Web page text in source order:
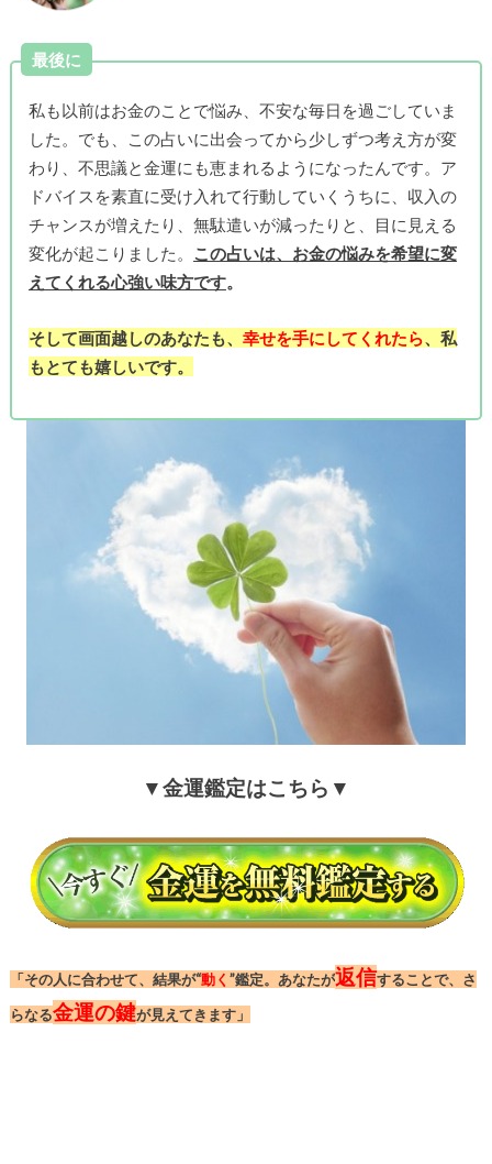
最後に
私も以前はお金のことで悩み、不安な毎日を過ごしていま
した。でも、この占いに出会ってから少しずつ考え方が変
わり、不思議と金運にも恵まれるようになったんです。ア
ドバイスを素直に受け入れて行動していくうちに、収入の
チャンスが増えたり、無駄遣いが減ったりと、目に見える
変化が起こりました。 この占いは、お金の悩みを希望に変
えてくれる心強い味方です。
そして画面越しのあなたも、 幸せを手にしてくれたら、私
もとても嬉しいです。
▼金運鑑定はこちら▼
「その人に合わせて、結果が“動く ”鑑定。あなたが返信することで、さ
らなる金運の鍵が見えてきます」